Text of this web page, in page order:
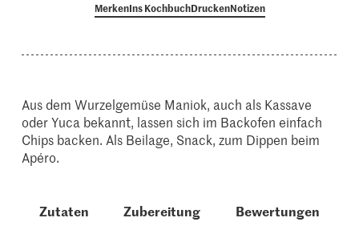
MerkenIns KochbuchDruckenNotizen
Aus dem Wurzelgemüse Maniok, auch als Kassave
oder Yuca bekannt, lassen sich im Backofen einfach
Chips backen. Als Beilage, Snack, zum Dippen beim
Apéro.
Zutaten Zubereitung Bewertungen